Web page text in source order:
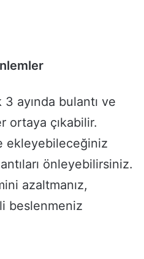
ayında bulantı ve
ortaya çıkabilir.
ekleyebileceğiniz
önleyebilirsiniz.
azaltmanız,
beslenmeniz